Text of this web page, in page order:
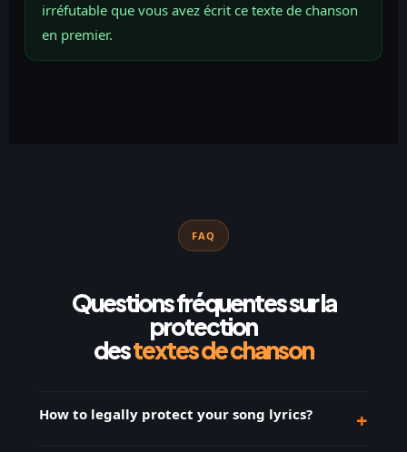
irréfutable que vous avez écrit ce texte de chanson
en premier.
FAQ
Questions fréquentes sur la
protection
destextes de chanson
How to legally protect your song lyrics? +